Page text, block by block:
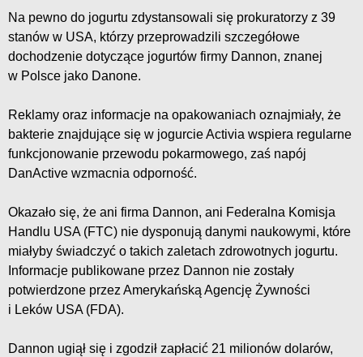
Na pewno do jogurtu zdystansowali się prokuratorzy z 39
stanów w USA, którzy przeprowadzili szczegółowe
dochodzenie dotyczące jogurtów firmy Dannon, znanej
w Polsce jako Danone.
Reklamy oraz informacje na opakowaniach oznajmiały, że
bakterie znajdujące się w jogurcie Activia wspiera regularne
funkcjonowanie przewodu pokarmowego, zaś napój
DanActive wzmacnia odporność.
Okazało się, że ani firma Dannon, ani Federalna Komisja
Handlu USA (FTC) nie dysponują danymi naukowymi, które
miałyby świadczyć o takich zaletach zdrowotnych jogurtu.
Informacje publikowane przez Dannon nie zostały
potwierdzone przez Amerykańską Agencję Żywności
i Leków USA (FDA).
Dannon ugiął się i zgodził zapłacić 21 milionów dolarów,